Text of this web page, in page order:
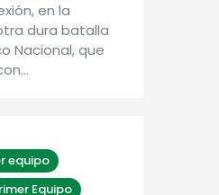
en la
dura batalla
Nacional, que
equipo
Equipo